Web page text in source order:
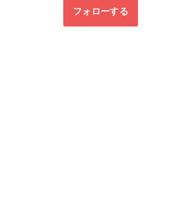
フォローする